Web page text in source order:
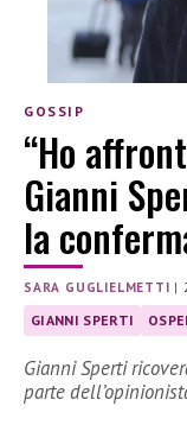
GOSSIP
“Ho
Gianni
la
SARA GUGLIELMETTI |
GIANNI SPERTI
Gianni Sperti
parte